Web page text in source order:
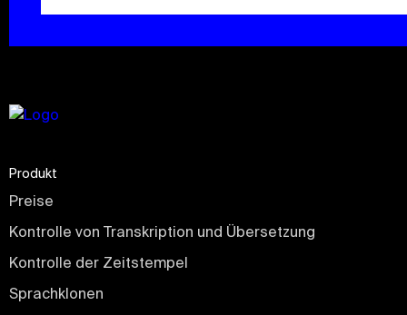
Produkt
Preise
Kontrolle von Transkription und Übersetzung
Kontrolle der Zeitstempel
Sprachklonen